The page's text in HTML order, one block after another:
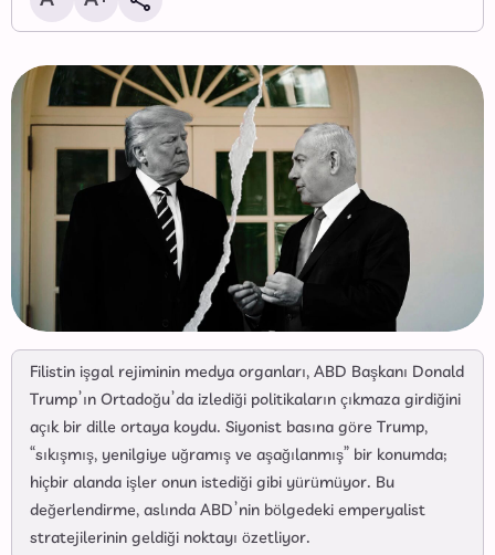
Filistin işgal rejiminin medya organları, ABD Başkanı Donald
Trump’ın Ortadoğu’da izlediği politikaların çıkmaza girdiğini
açık bir dille ortaya koydu. Siyonist basına göre Trump,
“sıkışmış, yenilgiye uğramış ve aşağılanmış” bir konumda;
hiçbir alanda işler onun istediği gibi yürümüyor. Bu
değerlendirme, aslında ABD’nin bölgedeki emperyalist
stratejilerinin geldiği noktayı özetliyor.